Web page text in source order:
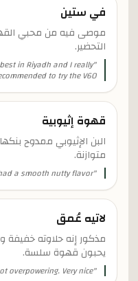
في ستين
موصى فيه من محبي
التحضير.
"
in Riyadh and I really
to try the V60
قهوة إثيوبية
البن الإثيوبي ممدوح
متوازنة.
"
a smooth nutty flavor.
لاتيه عُمق
مذكور إنه حلاوته
يحبون قهوة سلسة.
"
overpowering. Very nice.